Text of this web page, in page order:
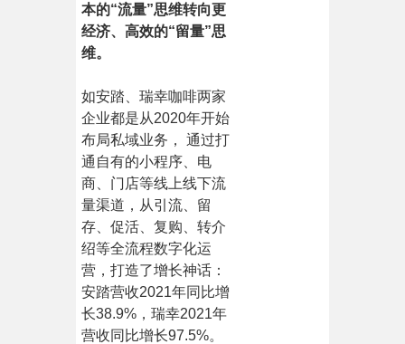
本的“流量”思维转向更
经济、高效的“留量”思
维。
如安踏、瑞幸咖啡两家
企业都是从2020年开始
布局私域业务， 通过打
通自有的小程序、电
商、门店等线上线下流
量渠道，从引流、留
存、促活、复购、转介
绍等全流程数字化运
营，打造了增长神话：
安踏营收2021年同比增
长38.9%，瑞幸2021年
营收同比增长97.5%。